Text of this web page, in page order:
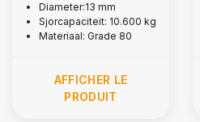
Diameter:13 mm
Sjorcapaciteit: 10.600 kg
Materiaal: Grade 80
AFFICHER LE
PRODUIT